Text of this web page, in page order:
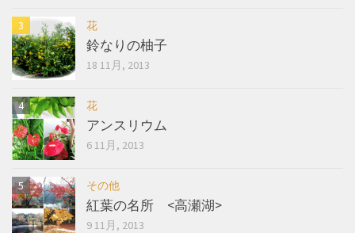
花
鈴なりの柚子
18 11月, 2013
花
アンスリウム
6 11月, 2013
その他
紅葉の名所 <高瀬湖>
9 11月, 2013